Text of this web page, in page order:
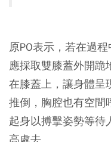
原PO表示，若在過
應採取雙膝蓋外開跪
在膝蓋上，讓身體呈
推倒，胸腔也有空間
起身以搏擊姿勢等待